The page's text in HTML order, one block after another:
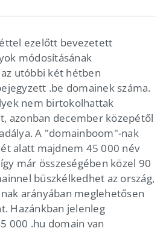
ezelőtt bevezetett
módosításának
utóbbi két hétben
.be domainek száma.
nem birtokolhattak
azonban december közepétől
A "domainboom"-nak
alatt majdnem 45 000 név
már összeségében közel 90
büszkélkedhet az ország,
arányában meglehetősen
Hazánkban jelenleg
000 .hu domain van